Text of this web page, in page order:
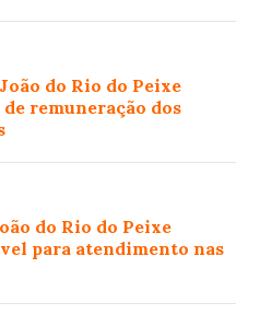
do Rio do Peixe
remuneração dos
do Rio do Peixe
para atendimento nas